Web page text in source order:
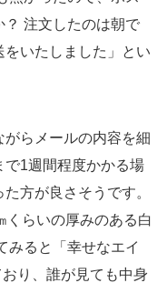
？ 注文したのは朝で
をいたしました」とい
がらメールの内容を細
で1週間程度かかる場
方が良さそうです。
くらいの厚みのある白
みると「幸せなエイ
り、誰が見ても中身